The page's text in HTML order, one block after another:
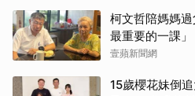
柯文哲陪媽媽
最重要的一課」
壹蘋新聞網
15歲櫻花妹倒